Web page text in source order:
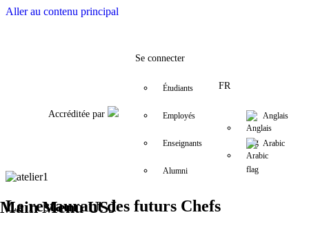
Aller au contenu principal
FacebookTwitter
Accréditée par
Se connecter
Étudiants
Employés
Enseignants
Alumni
FR
Anglais
Arabic
Main Menu USJ
Le restaurant des futurs Chefs